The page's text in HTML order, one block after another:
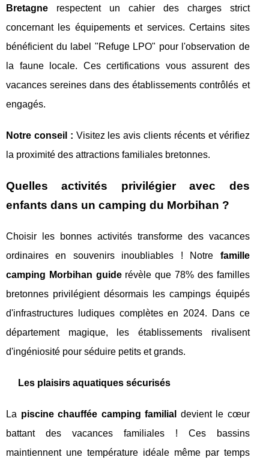
Bretagne respectent un cahier des charges strict
concernant les équipements et services. Certains sites
bénéficient du label "Refuge LPO" pour l'observation de
la faune locale. Ces certifications vous assurent des
vacances sereines dans des établissements contrôlés et
engagés.
Notre conseil : Visitez les avis clients récents et vérifiez
la proximité des attractions familiales bretonnes.
Quelles activités privilégier avec des
enfants dans un camping du Morbihan ?
Choisir les bonnes activités transforme des vacances
ordinaires en souvenirs inoubliables ! Notre famille
camping Morbihan guiderévèle que 78% des familles
bretonnes privilégient désormais les campings équipés
d'infrastructures ludiques complètes en 2024. Dans ce
département magique, les établissements rivalisent
d'ingéniosité pour séduire petits et grands.
Les plaisirs aquatiques sécurisés
La piscine chauffée camping familial
devient le cœur
battant des vacances familiales ! Ces bassins
maintiennent une température idéale même par temps